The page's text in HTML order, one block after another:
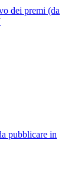
dei premi (da
pubblicare in